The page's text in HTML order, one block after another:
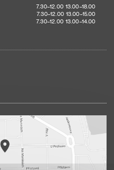
7.30–12.00 13.00–18.00
7.30–12.00 13.00–15.00
7.30–12.00 13.00–14.00